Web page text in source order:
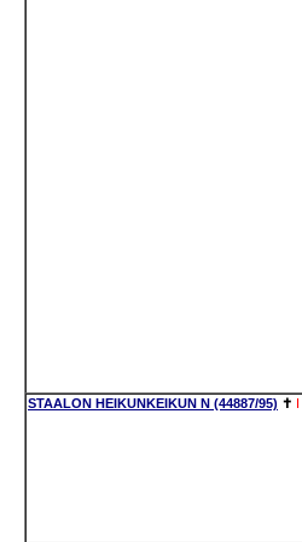
STAALON HEIKUNKEIKUN N (44887/95) ✝ I